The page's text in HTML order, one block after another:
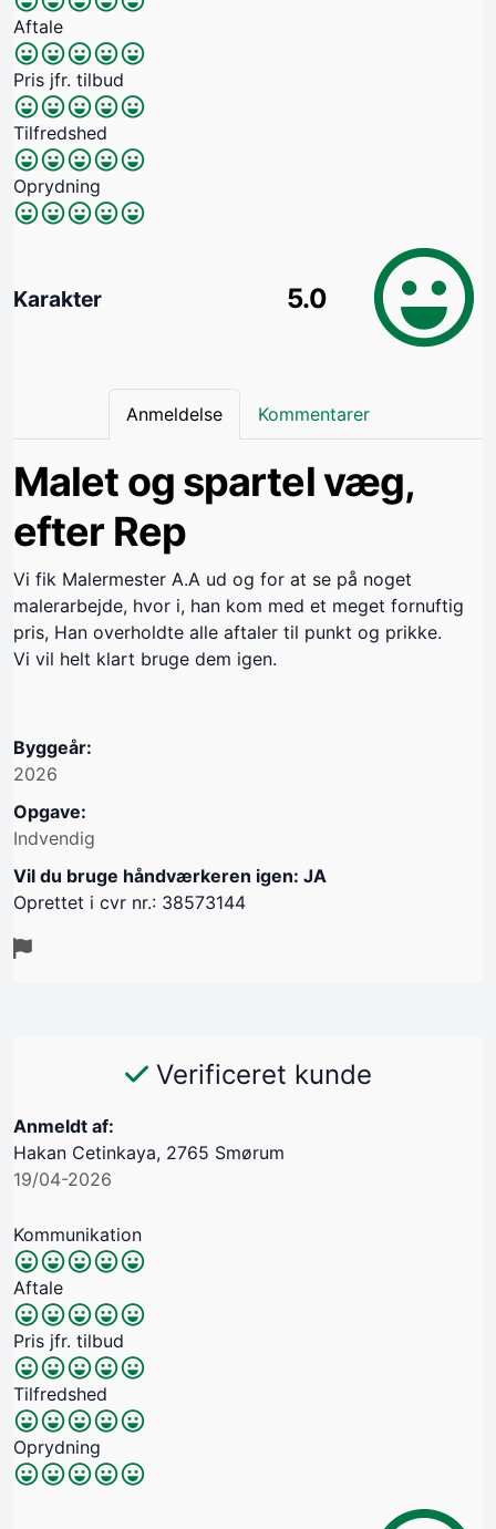
Aftale
Pris jfr. tilbud
Tilfredshed
Oprydning
Karakter 5.0
Anmeldelse Kommentarer
Malet og spartel væg,
efter Rep
Vi fik Malermester A.A ud og for at se på noget
malerarbejde, hvor i, han kom med et meget fornuftig
pris, Han overholdte alle aftaler til punkt og prikke.
Vi vil helt klart bruge dem igen.
Byggeår:
2026
Opgave:
Indvendig
Vil du bruge håndværkeren igen: JA
Oprettet i cvr nr.: 38573144
Verificeret kunde
Anmeldt af:
Hakan Cetinkaya, 2765 Smørum
19/04-2026
Kommunikation
Aftale
Pris jfr. tilbud
Tilfredshed
Oprydning